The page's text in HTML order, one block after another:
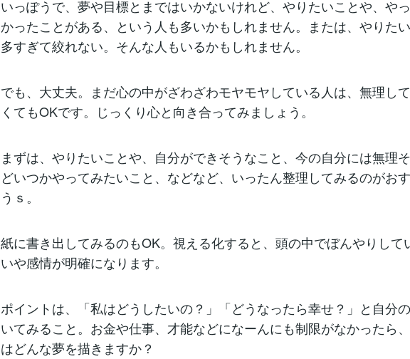
いっぽうで、夢や目標とまではいかないけれど、やりたいことや、や
かったことがある、という人も多いかもしれません。または、やりた
多すぎて絞れない。そんな人もいるかもしれません。
でも、大丈夫。まだ心の中がざわざわモヤモヤしている人は、無理し
くてもOKです。じっくり心と向き合ってみましょう。
まずは、やりたいことや、自分ができそうなこと、今の自分には無理
どいつかやってみたいこと、などなど、いったん整理してみるのがお
うｓ。
紙に書き出してみるのもOK。視える化すると、頭の中でぼんやりして
いや感情が明確になります。
ポイントは、「私はどうしたいの？」「どうなったら幸せ？」と自分
いてみること。お金や仕事、才能などになーんにも制限がなかったら
はどんな夢を描きますか？